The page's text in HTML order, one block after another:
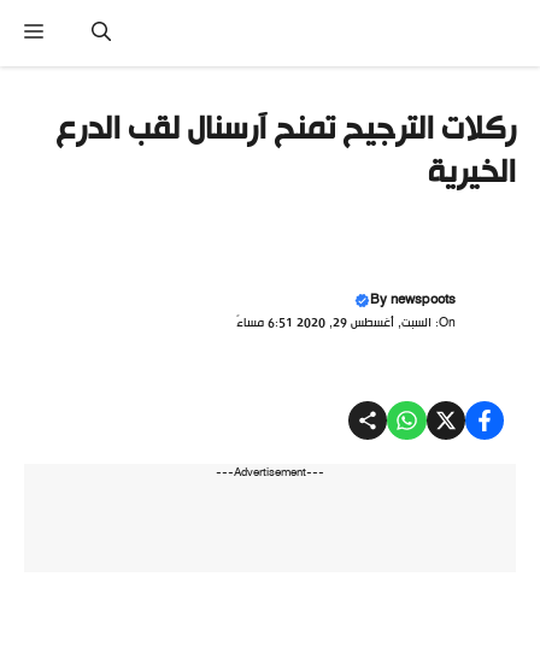
ركلات الترجيح تمنح آرسنال لقب الدرع
الخيرية
Bynewspoots
On: السبت, أغسطس 29, 2020 6:51 مساءً
---Advertisement---